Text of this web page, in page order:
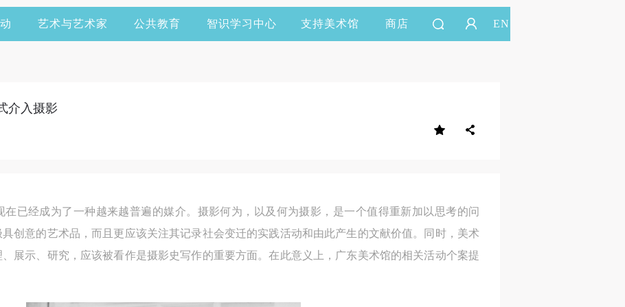
艺术与艺术家 公共教育 智识学习中心 支持美术馆 商店 EN
介入摄影
已经成为了一种越来越普遍的媒介。摄影何为，以及何为摄影，是一个值得重新加以思考的问
创意的艺术品，而且更应该关注其记录社会变迁的实践活动和由此产生的文献价值。同时，美术
展示、研究，应该被看作是摄影史写作的重要方面。在此意义上，广东美术馆的相关活动个案提